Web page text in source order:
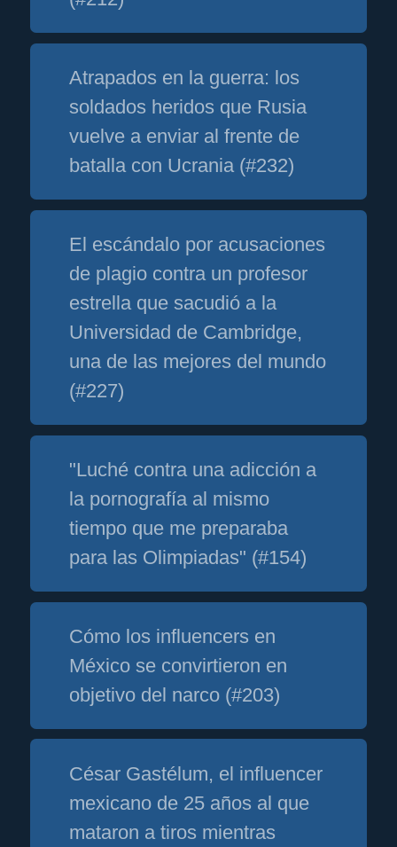
Atrapados en la guerra: los
soldados heridos que Rusia
vuelve a enviar al frente de
batalla con Ucrania (#232)
El escándalo por acusaciones
de plagio contra un profesor
estrella que sacudió a la
Universidad de Cambridge,
una de las mejores del mundo
(#227)
"Luché contra una adicción a
la pornografía al mismo
tiempo que me preparaba
para las Olimpiadas" (#154)
Cómo los influencers en
México se convirtieron en
objetivo del narco (#203)
César Gastélum, el influencer
mexicano de 25 años al que
mataron a tiros mientras